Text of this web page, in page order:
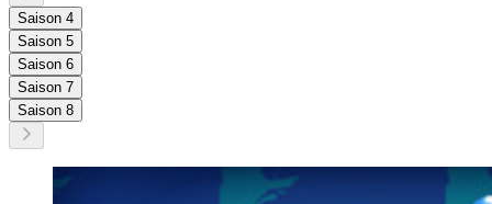
Saison 4
Saison 5
Saison 6
Saison 7
Saison 8